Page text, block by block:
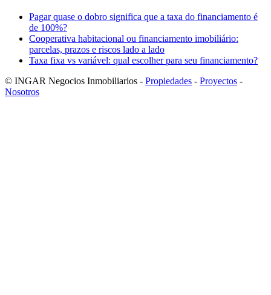
Pagar quase o dobro significa que a taxa do financiamento é
de 100%?
Cooperativa habitacional ou financiamento imobiliário:
parcelas, prazos e riscos lado a lado
Taxa fixa vs variável: qual escolher para seu financiamento?
© INGAR Negocios Inmobiliarios - Propiedades - Proyectos -
Nosotros